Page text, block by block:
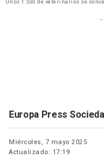
Unos 1.500 de veterinarios se
Europa Press
Miércoles, 7 mayo 2025
Actualizado: 17:19